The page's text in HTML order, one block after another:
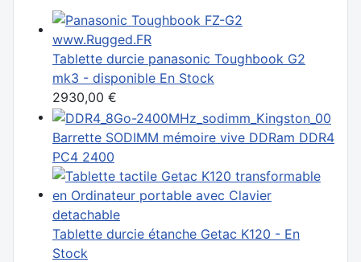
Tablette durcie panasonic Toughbook G2
mk3 - disponible En Stock
2930,00 €
Barrette SODIMM mémoire vive DDRam DDR4
PC4 2400
Tablette durcie étanche Getac K120 - En
Stock